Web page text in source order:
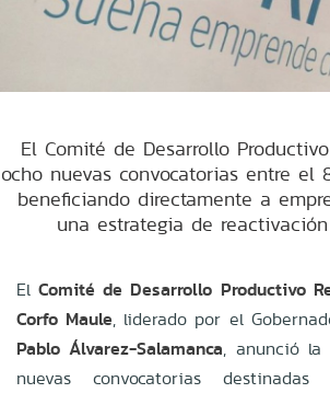
El Comité de Desarrollo
ocho nuevas convocatorias entre el
beneficiando directamente a
una estrategia de
ElComité de Desarrollo Productivo
Corfo Maule, liderado por el
Pablo Álvarez-Salamanca, anunció la
nuevas convocatorias